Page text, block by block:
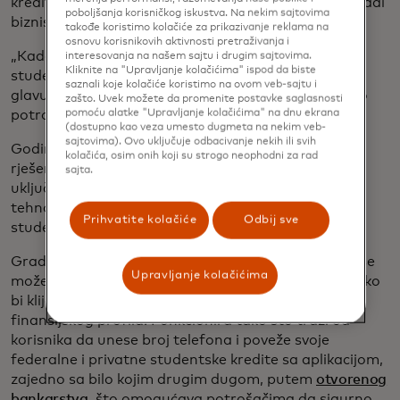
biznis koji će pomoći drugima poput njega.
„Kada imate hiljade dolara mjesečno koje idu na
studentske dugove i privatne dugove, lako je staviti
glavu u pijesak, ali morate donositi teške odluke kao
potrošač”, kaže Matson, koji sada ima 36 godina.
Godine 2017. pokrenuo je Payitoff, white-label
rješenje koje bankama i fintech kompanijama,
uključujući Earnest, LendKey i U.S. Bank, pruža
tehnologiju za pomoć ljudima u upravljanju
studentskim kreditima i drugim dugovima.
Gradivo na tehnologiji online bankarstva, Payitoff se
može integrisati u fintech i bankarske platforme kako
bi klijentima pružio cjelovit pregled njihovog
finansijskog profila. Funkcionira tako što traži od
korisnika da unese broj telefona i poveže svoje
federalne i privatne studentske kredite sa aplikacijom,
zajedno sa bilo kojim drugim dugom, putem otvorenog
poboljšanja korisničkog iskustva. Na nekim sajtovima
takođe koristimo kolačiće za prikazivanje reklama na
osnovu korisnikovih aktivnosti pretraživanja i
interesovanja na našem sajtu i drugim sajtovima.
Kliknite na "Upravljanje kolačićima" ispod da biste
saznali koje kolačiće koristimo na ovom veb-sajtu i
zašto. Uvek možete da promenite postavke saglasnosti
pomoću alatke "Upravljanje kolačićima" na dnu ekrana
(dostupno kao veza umesto dugmeta na nekim veb-
sajtovima). Ovo uključuje odbacivanje nekih ili svih
kolačića, osim onih koji su strogo neophodni za rad
sajta.
Prihvatite kolačiće Odbij sve
Upravljanje kolačićima